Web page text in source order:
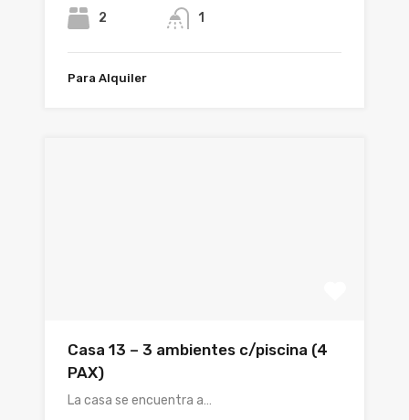
2 1
Para Alquiler
Casa 13 – 3 ambientes c/piscina (4
PAX)
La casa se encuentra a…